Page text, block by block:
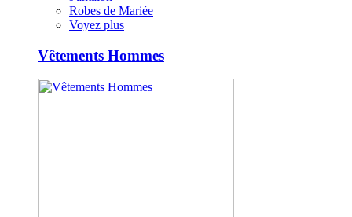
Robes de Mariée
Voyez plus
Vêtements Hommes